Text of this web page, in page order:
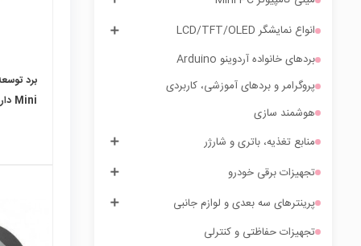
انواع نمایشگر LCD/TFT/OLED
بردهای خانواده آردوینو Arduino
پروگرامر و بردهای آموزشی، کاربردی
هوشمند سازی
منابع تغذیه، باتری و شارژر
تجهیزات برقی خودرو
پرینترهای سه بعدی و لوازم جانبی
تجهیزات حفاظتی و کنترلی
Mini دارای WiFi و بلوتوث